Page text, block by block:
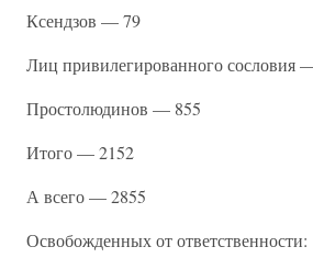
Ксендзов — 79
Лиц привилегированного сословия
Простолюдинов — 855
Итого — 2152
А всего — 2855
Освобожденных от ответственности: